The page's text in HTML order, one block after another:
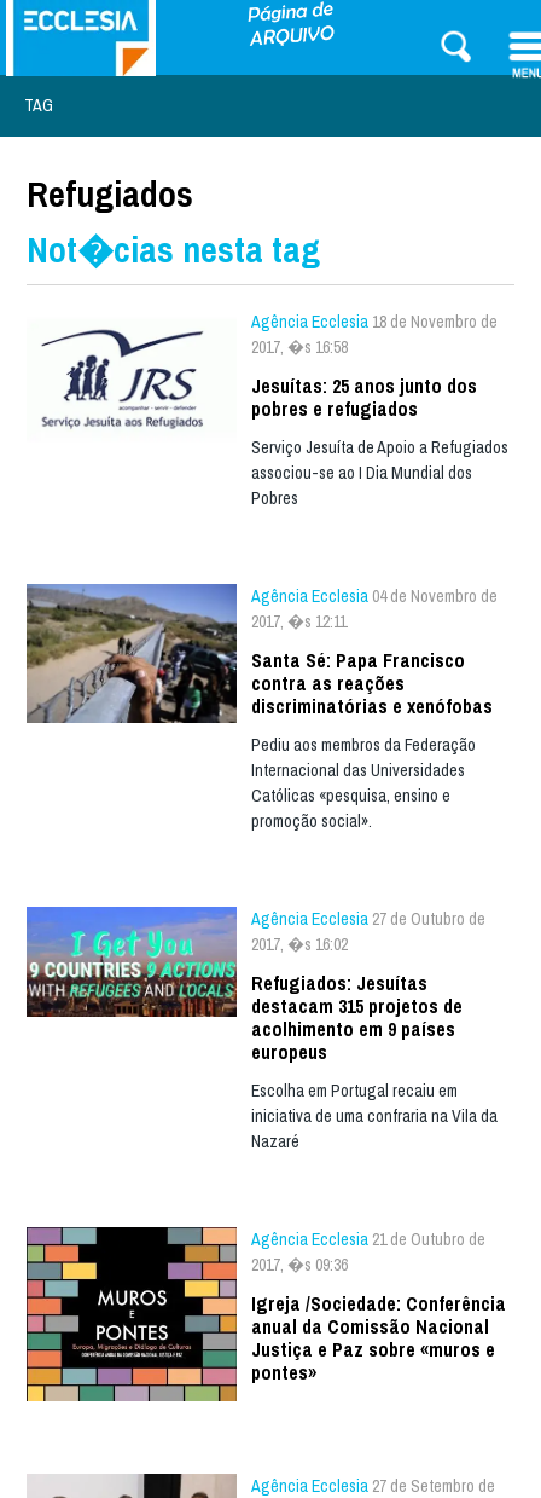
TAG
Refugiados
Not�cias nesta tag
Agência Ecclesia 18 de Novembro de
2017, �s 16:58
Jesuítas: 25 anos junto dos
pobres e refugiados
Serviço Jesuíta de Apoio a Refugiados
associou-se ao I Dia Mundial dos
Pobres
Agência Ecclesia 04 de Novembro de
2017, �s 12:11
Santa Sé: Papa Francisco
contra as reações
discriminatórias e xenófobas
Pediu aos membros da Federação
Internacional das Universidades
Católicas «pesquisa, ensino e
promoção social».
Agência Ecclesia 27 de Outubro de
2017, �s 16:02
Refugiados: Jesuítas
destacam 315 projetos de
acolhimento em 9 países
europeus
Escolha em Portugal recaiu em
iniciativa de uma confraria na Vila da
Nazaré
Agência Ecclesia 21 de Outubro de
2017, �s 09:36
Igreja /Sociedade: Conferência
anual da Comissão Nacional
Justiça e Paz sobre «muros e
pontes»
Agência Ecclesia 27 de Setembro de